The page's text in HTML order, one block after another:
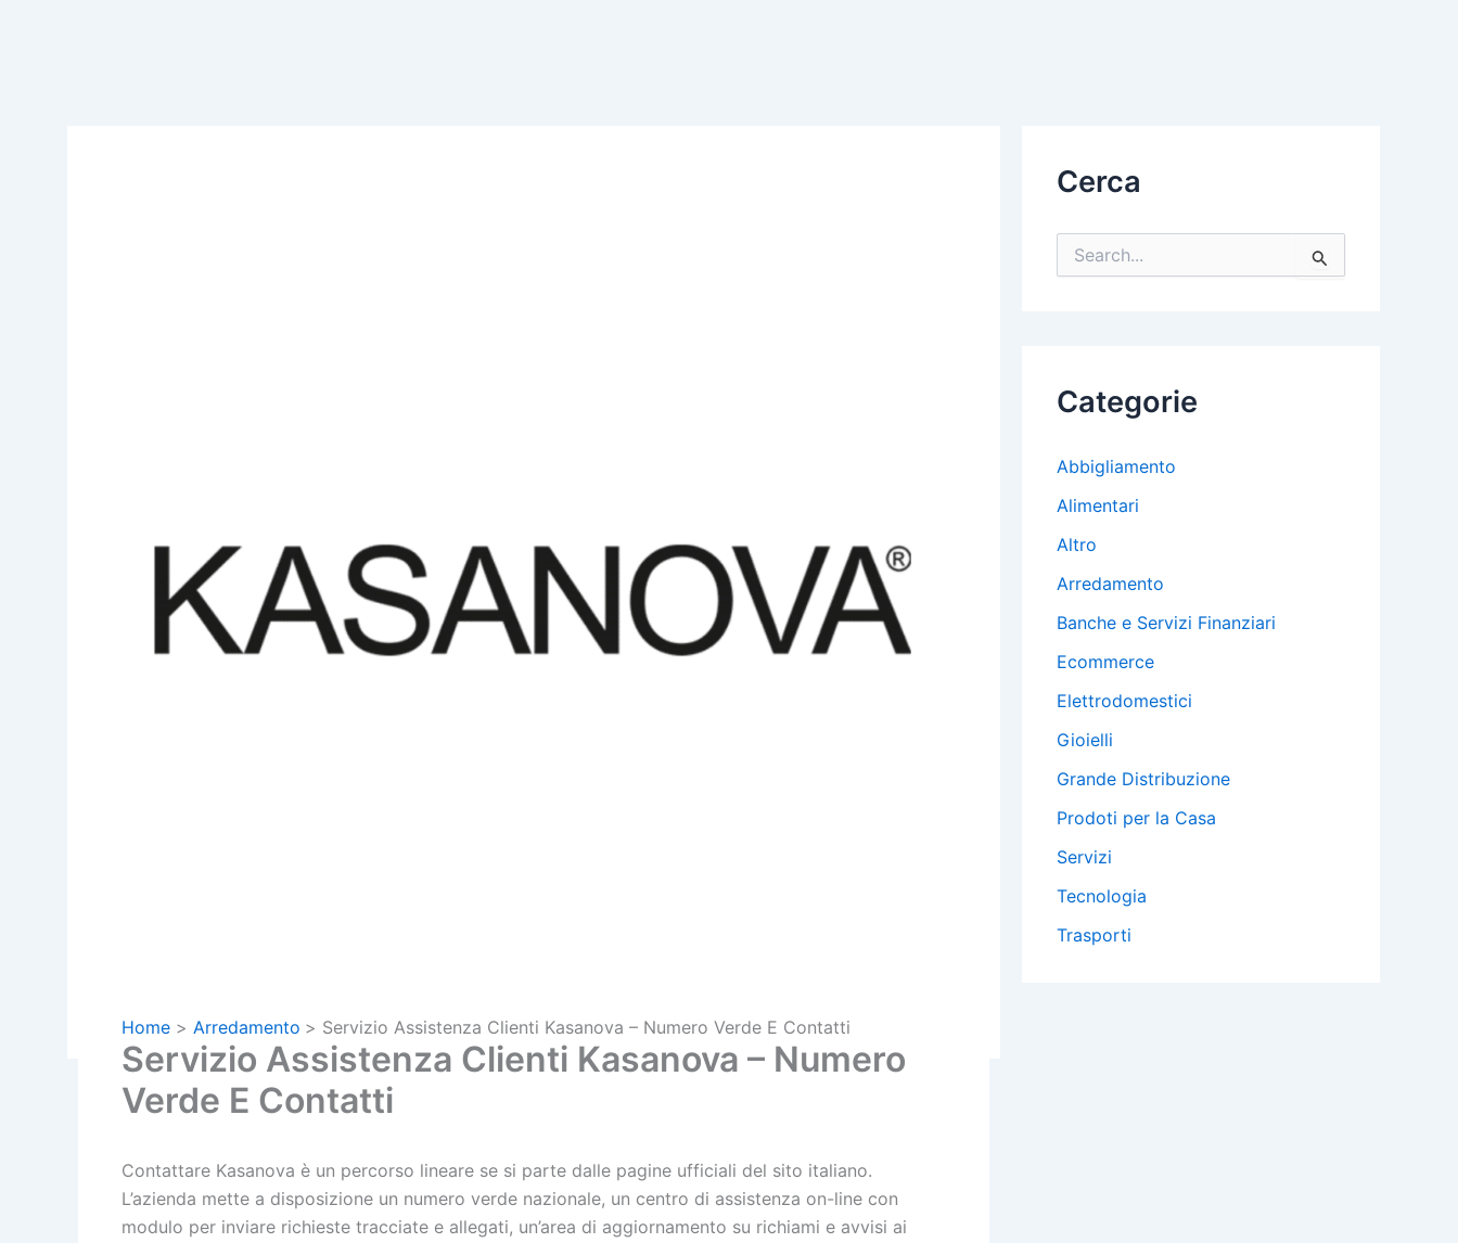
Home Arredamento Servizio Assistenza Clienti Kasanova – Numero Verde E Contatti
Servizio Assistenza Clienti Kasanova – Numero
Verde E Contatti
Contattare Kasanova è un percorso lineare se si parte dalle pagine ufficiali del sito italiano.
L’azienda mette a disposizione un numero verde nazionale, un centro di assistenza on-line con
modulo per inviare richieste tracciate e allegati, un’area di aggiornamento su richiami e avvisi ai
Cerca
Categorie
Abbigliamento
Alimentari
Altro
Arredamento
Banche e Servizi Finanziari
Ecommerce
Elettrodomestici
Gioielli
Grande Distribuzione
Prodoti per la Casa
Servizi
Tecnologia
Trasporti